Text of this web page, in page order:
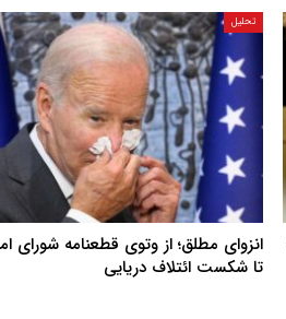
تحلیل
انزوای مطلق؛ از وتوی قطعنامه شورای
تا شکست ائتلاف دریایی